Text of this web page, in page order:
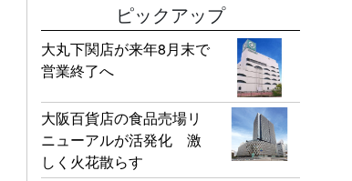
ピックアップ
大丸下関店が来年8月末で
営業終了へ
大阪百貨店の食品売場リ
ニューアルが活発化 激
しく火花散らす